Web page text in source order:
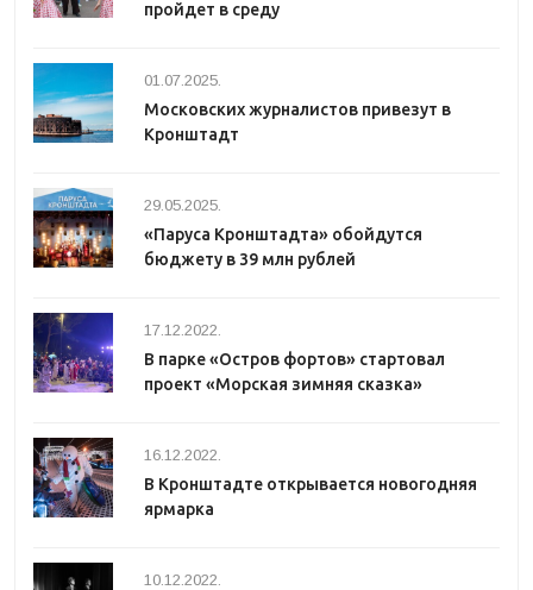
пройдет в среду
01.07.2025.
Московских журналистов привезут в
Кронштадт
29.05.2025.
«Паруса Кронштадта» обойдутся
бюджету в 39 млн рублей
17.12.2022.
В парке «Остров фортов» стартовал
проект «Морская зимняя сказка»
16.12.2022.
В Кронштадте открывается новогодняя
ярмарка
10.12.2022.